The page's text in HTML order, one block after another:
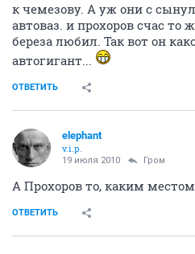
к чемезову. А уж они с
автоваз. и прохоров счас то
береза любил. Так вот он
автогигант...
ОТВЕТИТЬ
elephant
v.i.p.
19 июля 2010 Гром
А Прохоров то, каким
ОТВЕТИТЬ